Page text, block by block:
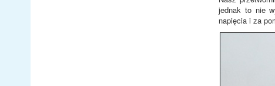
jednak to nie
napięcia i za